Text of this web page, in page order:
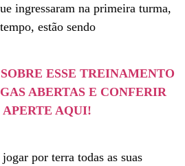
ingressaram na primeira turma,
estão sendo
ESSE TREINAMENTO
ABERTAS E CONFERIR
AQUI!
por terra todas as suas